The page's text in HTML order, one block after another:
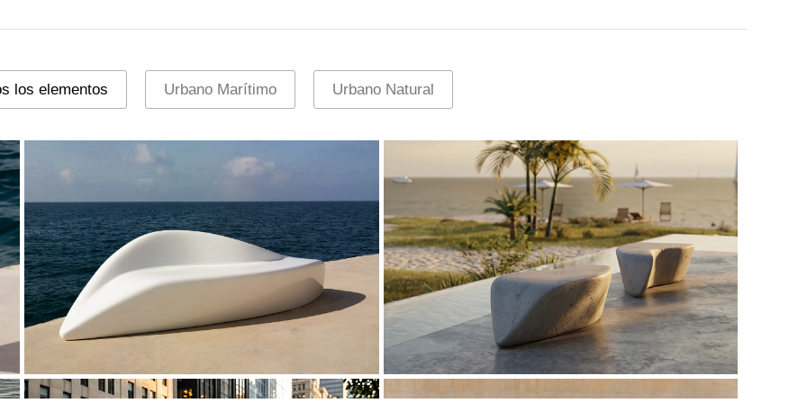
los elementos Urbano Marítimo Urbano Natural